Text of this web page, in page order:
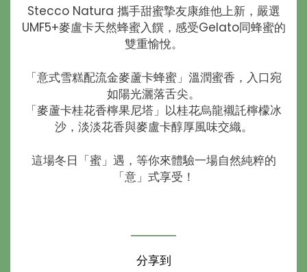
Stecco Natura 攜手甜蜜摯友康維他上新，嚴選
UMF5+麥盧卡天然蜂蜜入饌，感受Gelato同蜂蜜的
雙重愉悅。
「意式雪糕配流金麥蘆卡蜂蜜」溫潤蜜香，入口宛
如陽光灑落舌尖。
「麥蘆卡桂花香檸果尼塔」以桂花烏龍襯託檸檬冰
沙，淡淡花香與麥盧卡醇厚風味交織。
這場冬日「蜜」遇，等你來體驗一場自然純粹的
「意」式享受！
分享到